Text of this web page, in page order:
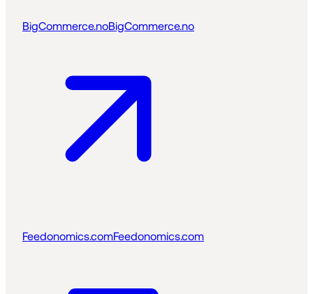
BigCommerce.noBigCommerce.no
Feedonomics.comFeedonomics.com